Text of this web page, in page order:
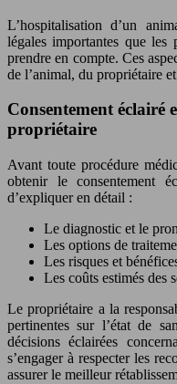
L’hospitalisation d’un
légales importantes que les
prendre en compte. Ces
de l’animal, du propriétaire
Consentement éclairé
propriétaire
Avant toute procédure
obtenir le consentement
d’expliquer en détail :
Le diagnostic et le
Les options de
Les risques et
Les coûts estimés des
Le propriétaire a la
pertinentes sur l’état de
décisions éclairées
s’engager à respecter les
assurer le meilleur